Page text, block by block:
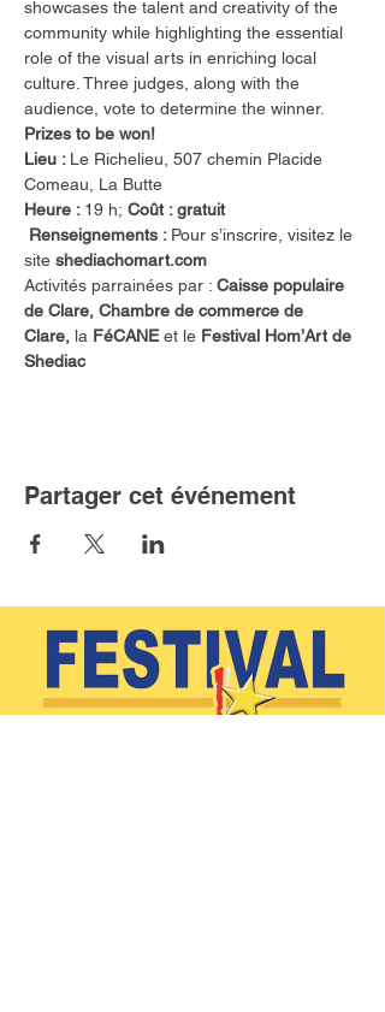
showcases the talent and creativity of the
community while highlighting the essential
role of the visual arts in enriching local
culture. Three judges, along with the
audience, vote to determine the winner.
Prizes to be won!
Lieu : Le Richelieu, 507 chemin Placide
Comeau, La Butte
Heure : 19 h; Coût : gratuit
Renseignements : Pour s’inscrire, visitez le
site shediachomart.com
Activités parrainées par : Caisse populaire
de Clare, Chambre de commerce de
Clare, la FéCANE et le Festival Hom’Art de
Shediac
Partager cet événement